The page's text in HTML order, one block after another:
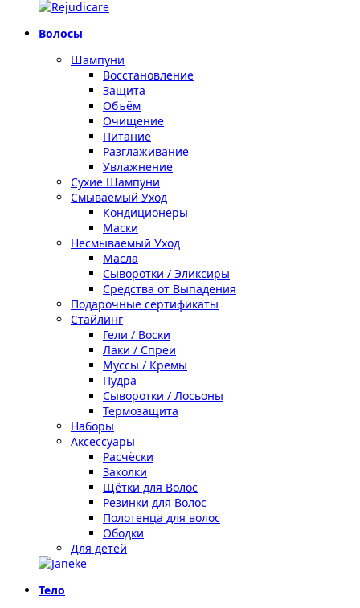
Волосы
Шампуни
Восстановление
Защита
Объём
Очищение
Питание
Разглаживание
Увлажнение
Сухие Шампуни
Смываемый Уход
Кондиционеры
Маски
Несмываемый Уход
Масла
Сыворотки / Эликсиры
Средства от Выпадения
Подарочные сертификаты
Стайлинг
Гели / Воски
Лаки / Спреи
Муссы / Кремы
Пудра
Сыворотки / Лосьоны
Термозащита
Наборы
Аксессуары
Расчёски
Заколки
Щётки для Волос
Резинки для Волос
Полотенца для волос
Ободки
Для детей
Тело